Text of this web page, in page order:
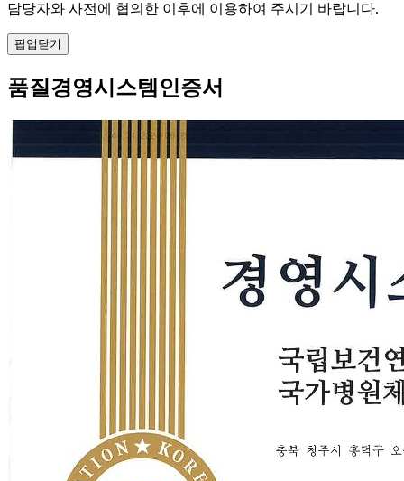
담당자와 사전에 협의한 이후에 이용하여 주시기 바랍니다.
팝업닫기
품질경영시스템인증서